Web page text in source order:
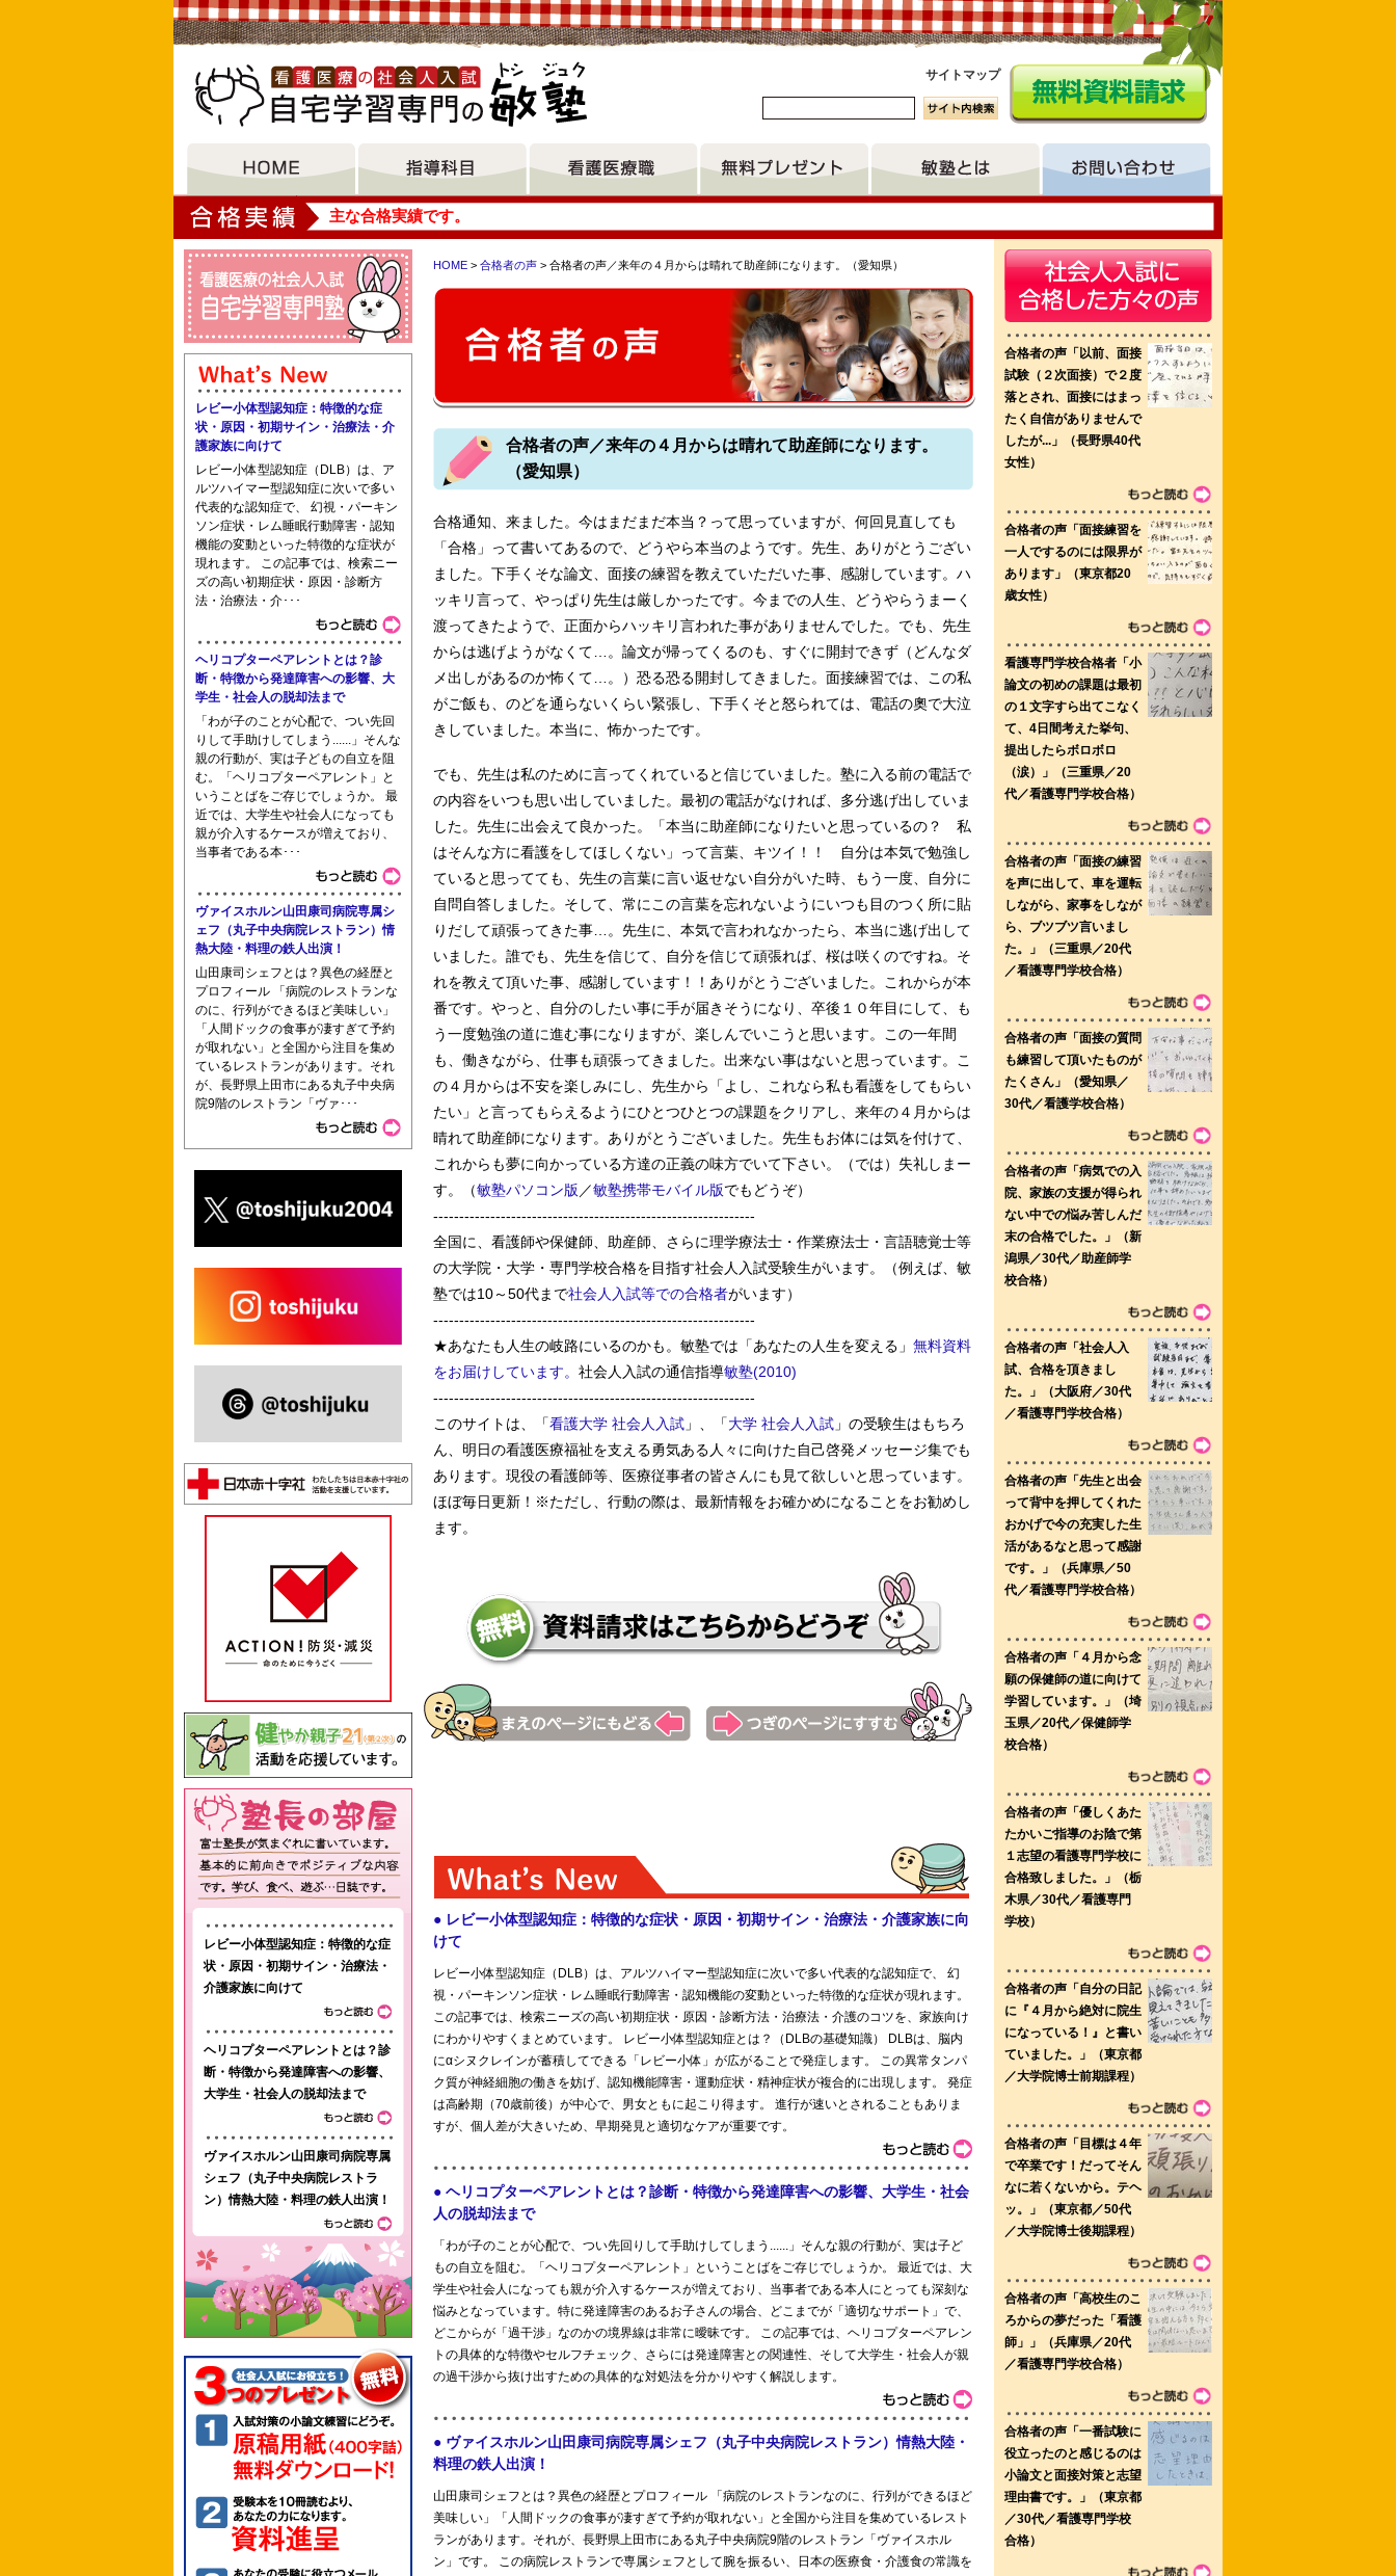
サイトマップ
大垣女子短期大学 主な合格実績です。
所沢准看護学院 独協医科大学附属看護専門学校 鳥取県立鳥取看護専門学校 三重大学大学院医学系研究科 美原看護専門学校
都城羊香看護専門学校 宮城大学 佐賀大学看護学科 水戸医師会看護学院 西埼玉中央病院附属看護学校
富山大学医学部看護学科 浦田医師会立看護高等専修学校 名古屋大学医学部保健学科看護学専攻 大阪府立大学 佐山准看護学校
滋賀県済生会看護専門学校 滋賀県立大学 慈恵看護専門学校 静岡県立大学短期大学部 山形厚生看護学校
横浜リハビリテーション専門学校 洛和会京都看護学校 立命館大学 渋谷区医師会附属看護高等専修学校 島根県立看護短期大学部 厚木看護専
門学校
HOME > 合格者の声 > 合格者の声／来年の４月からは晴れて助産師になります。（愛知県）
合格者の声／来年の４月からは晴れて助産師になります。
（愛知県）
合格通知、来ました。今はまだまだ本当？って思っていますが、何回見直しても
「合格」って書いてあるので、どうやら本当のようです。先生、ありがとうござい
ました。下手くそな論文、面接の練習を教えていただいた事、感謝しています。ハ
ッキリ言って、やっぱり先生は厳しかったです。今までの人生、どうやらうまーく
渡ってきたようで、正面からハッキリ言われた事がありませんでした。でも、先生
からは逃げようがなくて…。論文が帰ってくるのも、すぐに開封できず（どんなダ
メ出しがあるのか怖くて…。）恐る恐る開封してきました。面接練習では、この私
がご飯も、のどを通らないくらい緊張し、下手くそと怒られては、電話の奧で大泣
きしていました。本当に、怖かったです。
でも、先生は私のために言ってくれていると信じていました。塾に入る前の電話で
の内容をいつも思い出していました。最初の電話がなければ、多分逃げ出していま
した。先生に出会えて良かった。「本当に助産師になりたいと思っているの？ 私
はそんな方に看護をしてほしくない」って言葉、キツイ！！ 自分は本気で勉強し
ていると思ってても、先生の言葉に言い返せない自分がいた時、もう一度、自分に
自問自答しました。そして、常にこの言葉を忘れないようにいつも目のつく所に貼
りだして頑張ってきた事…。先生に、本気で言われなかったら、本当に逃げ出して
いました。誰でも、先生を信じて、自分を信じて頑張れば、桜は咲くのですね。そ
れを教えて頂いた事、感謝しています！！ありがとうございました。これからが本
番です。やっと、自分のしたい事に手が届きそうになり、卒後１０年目にして、も
う一度勉強の道に進む事になりますが、楽しんでいこうと思います。この一年間
も、働きながら、仕事も頑張ってきました。出来ない事はないと思っています。こ
の４月からは不安を楽しみにし、先生から「よし、これなら私も看護をしてもらい
たい」と言ってもらえるようにひとつひとつの課題をクリアし、来年の４月からは
晴れて助産師になります。ありがとうございました。先生もお体には気を付けて、
これからも夢に向かっている方達の正義の味方でいて下さい。（では）失礼しまー
す。（敏塾パソコン版 ／敏塾携帯モバイル版でもどうぞ）
--------------------------------------------------------------
全国に、看護師や保健師、助産師、さらに理学療法士・作業療法士・言語聴覚士等
の大学院・大学・専門学校合格を目指す社会人入試受験生がいます。（例えば、敏
塾では10～50代まで社会人入試等での合格者がいます）
--------------------------------------------------------------
★あなたも人生の岐路にいるのかも。敏塾では「あなたの人生を変える」 無料資料
をお届けしています。 社会人入試の通信指導敏塾(2010)
--------------------------------------------------------------
このサイトは、「看護大学 社会人入試 」、「大学 社会人入試 」の受験生はもちろ
ん、明日の看護医療福祉を支える勇気ある人々に向けた自己啓発メッセージ集でも
あります。現役の看護師等、医療従事者の皆さんにも見て欲しいと思っています。
ほぼ毎日更新！※ただし、行動の際は、最新情報をお確かめになることをお勧めし
ます。
レビー小体型認知症：特徴的な症
状・原因・初期サイン・治療法・介
護家族に向けて
レビー小体型認知症（DLB）は、ア
ルツハイマー型認知症に次いで多い
代表的な認知症で、 幻視・パーキン
ソン症状・レム睡眠行動障害・認知
機能の変動といった特徴的な症状が
現れます。 この記事では、検索ニー
ズの高い初期症状・原因・診断方
法・治療法・介･･･
ヘリコプターペアレントとは？診
断・特徴から発達障害への影響、大
学生・社会人の脱却法まで
「わが子のことが心配で、つい先回
りして手助けしてしまう......」そんな
親の行動が、実は子どもの自立を阻
む。「ヘリコプターペアレント」と
いうことばをご存じでしょうか。 最
近では、大学生や社会人になっても
親が介入するケースが増えており、
当事者である本･･･
ヴァイスホルン山田康司病院専属シ
ェフ（丸子中央病院レストラン）情
熱大陸・料理の鉄人出演！
山田康司シェフとは？異色の経歴と
プロフィール 「病院のレストランな
のに、行列ができるほど美味しい」
「人間ドックの食事が凄すぎて予約
が取れない」と全国から注目を集め
ているレストランがあります。それ
が、長野県上田市にある丸子中央病
院9階のレストラン「ヴァ･･･
レビー小体型認知症：特徴的な症
状・原因・初期サイン・治療法・
介護家族に向けて
ヘリコプターペアレントとは？診
断・特徴から発達障害への影響、
大学生・社会人の脱却法まで
ヴァイスホルン山田康司病院専属
シェフ（丸子中央病院レストラ
ン）情熱大陸・料理の鉄人出演！